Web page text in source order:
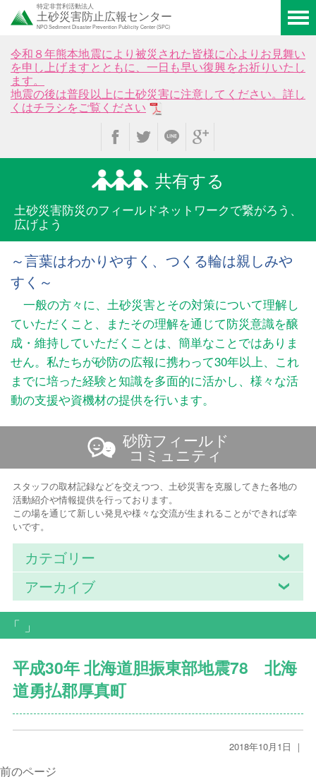
特定非営利活動法人
土砂災害防止広報センター
NPO Sediment Disaster Prevention Publicity Center (SPC)
令和８年熊本地震により被災された皆様に心よりお見舞い
を申し上げますとともに、一日も早い復興をお祈りいたし
ます。
地震の後は普段以上に土砂災害に注意してください。詳し
くはチラシをご覧ください
共有する
土砂災害防災のフィールドネットワークで繋がろう、
広げよう
～言葉はわかりやすく、つくる輪は親しみや
すく～
一般の方々に、土砂災害とその対策について理解し
ていただくこと、またその理解を通じて防災意識を醸
成・維持していただくことは、簡単なことではありま
せん。私たちが砂防の広報に携わって30年以上、これ
までに培った経験と知識を多面的に活かし、様々な活
動の支援や資機材の提供を行います。
砂防フィールド
コミュニティ
スタッフの取材記録などを交えつつ、土砂災害を克服してきた各地の
活動紹介や情報提供を行っております。
この場を通じて新しい発見や様々な交流が生まれることができれば幸
いです。
カテゴリー
アーカイブ
「 」
平成30年 北海道胆振東部地震78 北海
道勇払郡厚真町
2018年10月1日 ｜
前のページ